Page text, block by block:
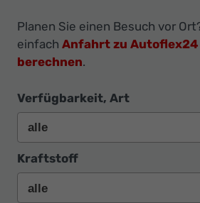
Planen Sie einen Besuch vor
einfach Anfahrt zu Autoflex24
berechnen.
Verfügbarkeit, Art
Kraftstoff